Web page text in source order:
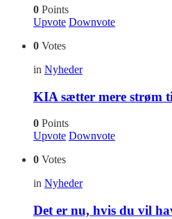
0 Points
Upvote Downvote
0 Votes
in Nyheder
KIA sætter mere strøm
0 Points
Upvote Downvote
0 Votes
in Nyheder
Det er nu, hvis du vil